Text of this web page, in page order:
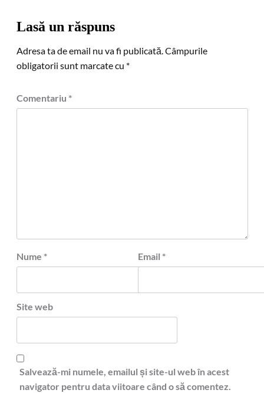
Lasă un răspuns
Adresa ta de email nu va fi publicată.Câmpurile
obligatorii sunt marcate cu *
Comentariu *
Nume * Email *
Site web
Salvează-mi numele, emailul și site-ul web în acest
navigator pentru data viitoare când o să comentez.